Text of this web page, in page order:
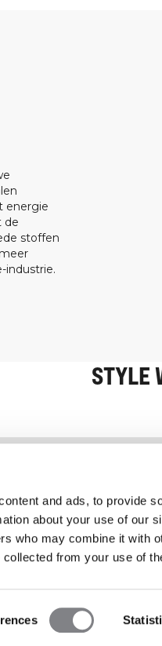
and ads, to provide
about your use of our
who may combine it with
collected from your use of
energie
de
stoffen
industrie.
STYLE